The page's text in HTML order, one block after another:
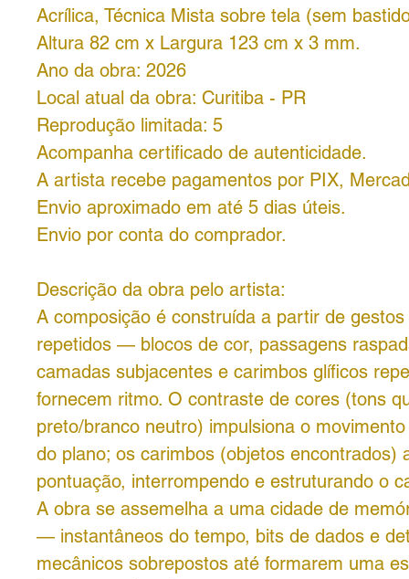
Acrílica, Técnica Mista sobre tela (sem
Altura 82 cm x Largura 123 cm x 3 mm.
Ano da obra: 2026
Local atual da obra: Curitiba - PR
Reprodução limitada: 5
Acompanha certificado de autenticidade.
A artista recebe pagamentos por PIX,
Envio aproximado em até 5 dias úteis.
Envio por conta do comprador.
Descrição da obra pelo artista:
A composição é construída a partir de
repetidos — blocos de cor, passagens
camadas subjacentes e carimbos glíficos
fornecem ritmo. O contraste de cores (tons
preto/branco neutro) impulsiona o
do plano; os carimbos (objetos encontrados)
pontuação, interrompendo e estruturando o
A obra se assemelha a uma cidade de
— instantâneos do tempo, bits de dados e
mecânicos sobrepostos até formarem uma